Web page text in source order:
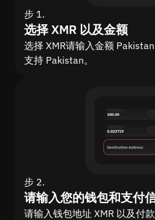
步 1.
选择 XMR 以及金额
选择 XMR请输入金额
支持 Pakistan。
步 2.
请输入您的钱包和支付信
请输入钱包地址 XMR 以及付